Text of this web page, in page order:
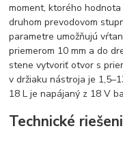
moment, ktorého
druhom prevodovom
parametre umožňujú
priemerom 10 mm a do
stene vytvoriť otvor s
v držiaku nástroja je
18 L je napájaný z 18 V
Technické